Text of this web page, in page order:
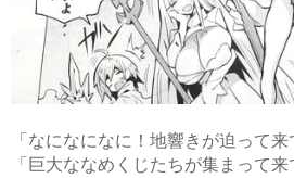
「なになになに！地響きが迫って来
「巨大ななめくじたちが集まって